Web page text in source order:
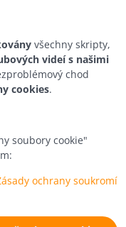
všechny skripty,
videí s našimi
chod
cookies.
soubory cookie"
ochrany soukromí